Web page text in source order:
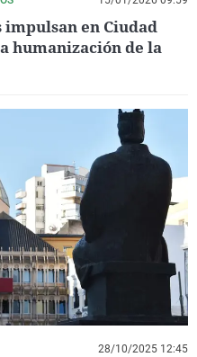
impulsan en Ciudad
humanización de la
28/10/2025 12:45